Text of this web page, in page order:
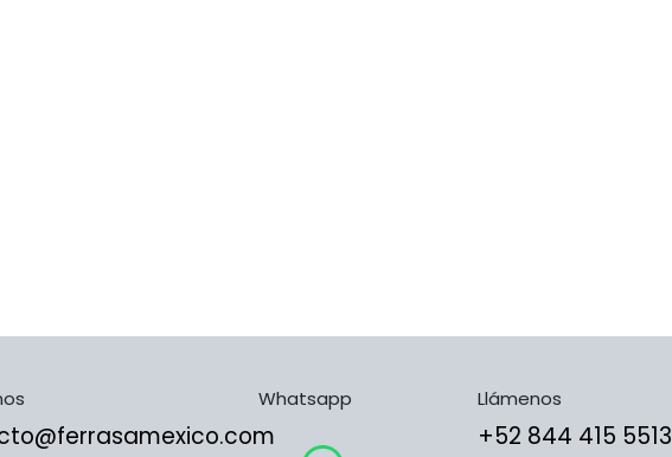
Llámenos
​​​​​​​​​​​​+5​2​ ​8​4​4​ ​4​1​5​ 5​5​1​3​​​​​​​​​​​​​​
Whatsapp